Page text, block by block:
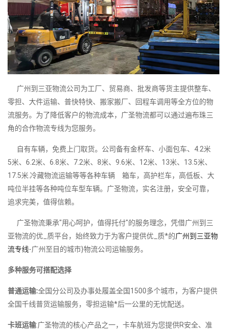
广州到三亚物流公司为工厂、贸易商、批发商等货主提供整车、
零担、大件运输、普快特快、搬家搬厂、回程车调用等全方位的物
流服务。为了降低客户的物流成本，广圣物流都可以通过遍布珠三
角的合作物流专线为您服务。
自有车辆，免费上门取货。公司备有金杯车、小面包车、4.2米
5米、6.2米、6.8米、7.2米、8米、9.6米、12米、13米、13.5米、
17.5米.冷藏物流运输等等各种车辆 箱车，高护栏车，高低板、大
吨位半挂等各种吨位车型车辆。广圣物流，实名注册，安全可靠，
追求完美，值得信赖。
广圣物流秉承"用心呵护，值得托付"的服务理念，凭借广州到三
亚物流的优_质平台，始终致力于为客户提供优_质*的广州到三亚物
流专线-广州至目的城市}物流公司运输服务。
多种服务可搭配选择
普通运输:全国分公司及办事处履盖全国1500多个城市，为客户提供
全国千线普货运输服务，零担运输*后一公里的无忧配送。
卡班运输:广圣物流的核心产品之一，卡车航班为您提供R安全、准